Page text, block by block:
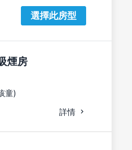
選擇此房型
煙房
童)
詳情